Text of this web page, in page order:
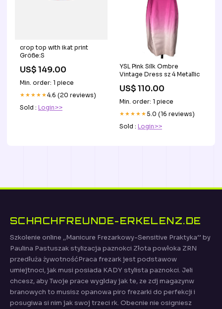
crop top with ikat print
Größe:S
US$ 149.00
Min. order: 1 piece
★★★★★4.6 (20 reviews)
Sold : Login>>
YSL Pink Silk Ombre
Vintage Dress sz 4 Metallic
US$ 110.00
Min. order: 1 piece
★★★★★5.0 (16 reviews)
Sold : Login>>
SCHACHFREUNDE-ERKELENZ.DE
Szkolenie online ,,Manicure Frezarkowy-Sensitive Praktyka’’ by
Paulina Pastuszak stylizacja paznokci Złota powłoka ZRN
przedłuża żywotnośćPraca frezark jest podstawow
umiejtnoci, jak musi posiada KADY stylista paznokci. Jeli
chcesz, aby Twoje prace wyglday jak te, ze zdj magazynw
branowych to musisz opanowa piro frezarki do perfekcji i
posugiwa si nim jak swoj trzeci rk. Obecnie nie osigniesz